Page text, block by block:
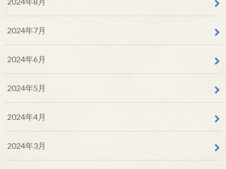
2024年7月
2024年6月
2024年5月
2024年4月
2024年3月